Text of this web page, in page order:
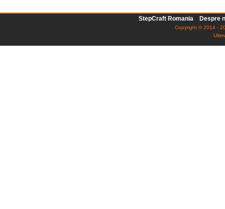
StepCraft Romania Despre
Copyright © 2014 -